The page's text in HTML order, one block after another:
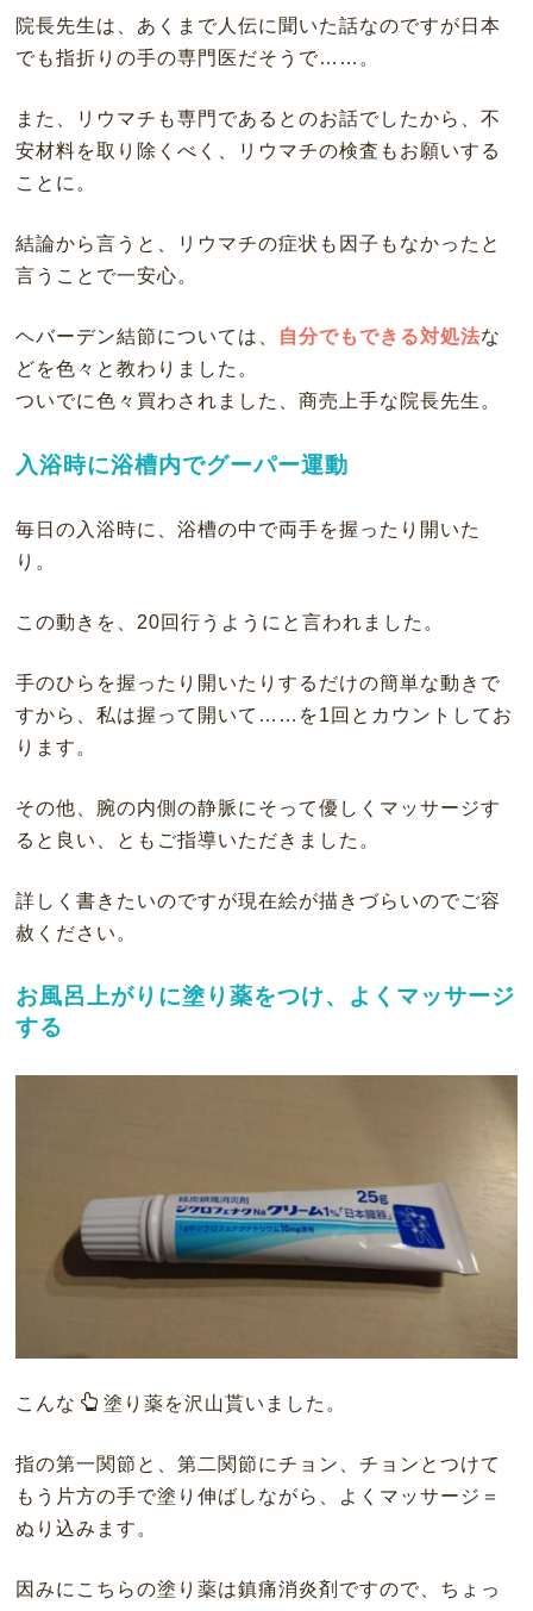
院長先生は、あくまで人伝に聞いた話なのですが日本
でも指折りの手の専門医だそうで……。
また、リウマチも専門であるとのお話でしたから、不
安材料を取り除くべく、リウマチの検査もお願いする
ことに。
結論から言うと、リウマチの症状も因子もなかったと
言うことで一安心。
ヘバーデン結節については、 自分でもできる対処法な
どを色々と教わりました。
ついでに色々買わされました、商売上手な院長先生。
入浴時に浴槽内でグーパー運動
毎日の入浴時に、浴槽の中で両手を握ったり開いた
り。
この動きを、20回行うようにと言われました。
手のひらを握ったり開いたりするだけの簡単な動きで
すから、私は握って開いて……を1回とカウントしてお
ります。
その他、腕の内側の静脈にそって優しくマッサージす
ると良い、ともご指導いただきました。
詳しく書きたいのですが現在絵が描きづらいのでご容
赦ください。
お風呂上がりに塗り薬をつけ、よくマッサージ
する
こんな 塗り薬を沢山貰いました。
指の第一関節と、第二関節にチョン、チョンとつけて
もう片方の手で塗り伸ばしながら、よくマッサージ＝
ぬり込みます。
因みにこちらの塗り薬は鎮痛消炎剤ですので、ちょっ